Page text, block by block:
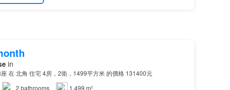
in
在 北角 住宅 4房，2衛，1499平方米 的價格 131400元
2 bathrooms 1,499 m²